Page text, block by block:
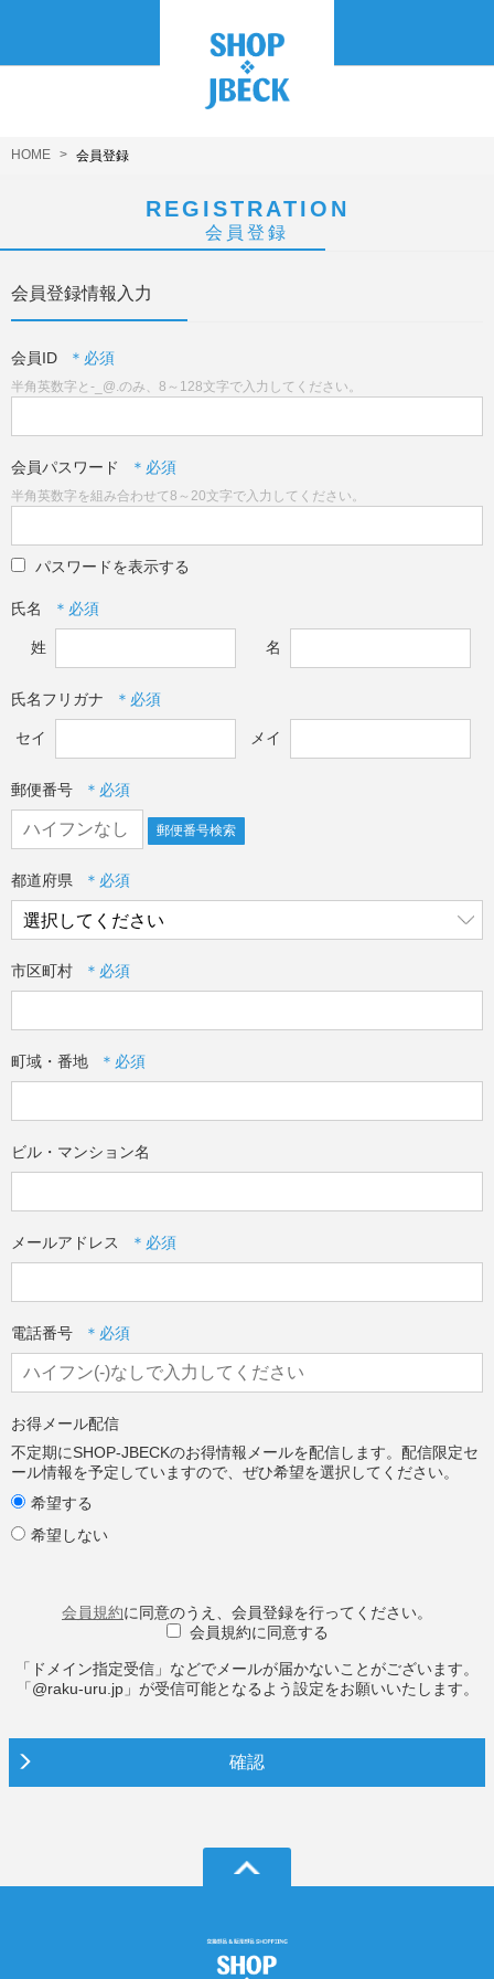
HOME 会員登録
REGISTRATION
会員登録
会員登録情報入力
会員ID
半角英数字と-_@.のみ、8～128文字で入力してください。
会員パスワード
半角英数字を組み合わせて8～20文字で入力してください。
パスワードを表示する
氏名
姓 名
氏名フリガナ
セイ メイ
郵便番号
郵便番号検索
都道府県
市区町村
町域・番地
ビル・マンション名
メールアドレス
電話番号
お得メール配信
不定期にSHOP-JBECKのお得情報メールを配信します。配信限定セ
ール情報を予定していますので、ぜひ希望を選択してください。
希望する
希望しない
会員規約に同意のうえ、会員登録を行ってください。
会員規約に同意する
「ドメイン指定受信」などでメールが届かないことがございます。
「@raku-uru.jp」が受信可能となるよう設定をお願いいたします。
確認